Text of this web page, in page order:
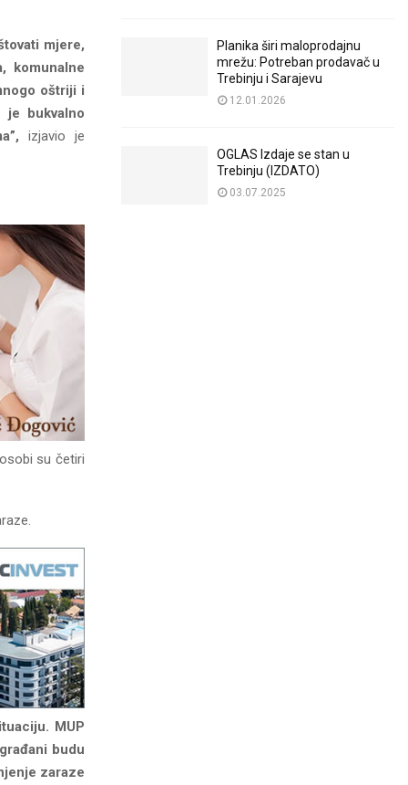
mjere,
komunalne
oštriji i
bukvalno
izjavio je
su četiri
MUP
budu
zaraze
Planika širi maloprodajnu
mrežu: Potreban prodavač u
Trebinju i Sarajevu
12.01.2026
OGLAS Izdaje se stan u
Trebinju (IZDATO)
03.07.2025